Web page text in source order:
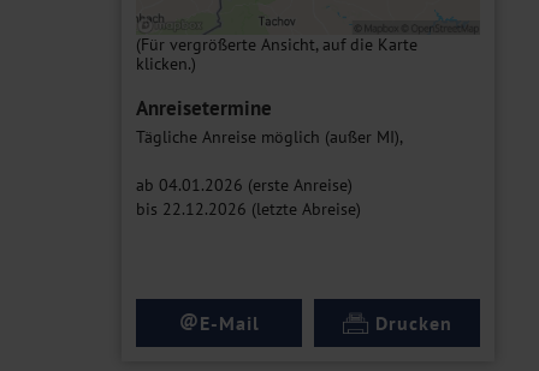
(Für vergrößerte Ansicht, auf die Karte
klicken.)
Anreisetermine
Tägliche Anreise möglich (außer MI),
ab 04.01.2026 (erste Anreise)
bis 22.12.2026 (letzte Abreise)
@E-Mail Drucken